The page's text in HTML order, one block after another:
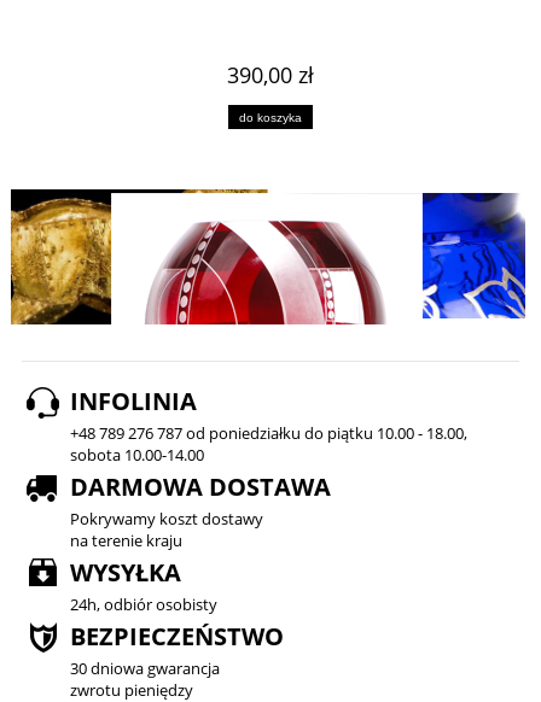
390,00 zł
do koszyka
INFOLINIA
+48 789 276 787 od poniedziałku do piątku 10.00 - 18.00,
sobota 10.00-14.00
DARMOWA DOSTAWA
Pokrywamy koszt dostawy
na terenie kraju
WYSYŁKA
24h, odbiór osobisty
BEZPIECZEŃSTWO
30 dniowa gwarancja
zwrotu pieniędzy